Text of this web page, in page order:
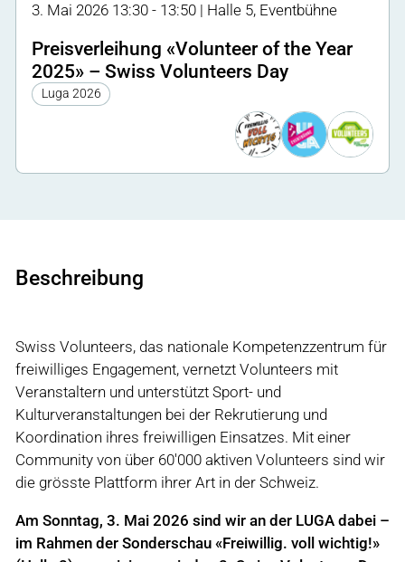
3. Mai 2026 13:30 - 13:50 | Halle 5, Eventbühne
Preisverleihung «Volunteer of the Year
2025» – Swiss Volunteers Day
Luga 2026
Beschreibung
Swiss Volunteers, das nationale Kompetenzzentrum für
freiwilliges Engagement, vernetzt Volunteers mit
Veranstaltern und unterstützt Sport- und
Kulturveranstaltungen bei der Rekrutierung und
Koordination ihres freiwilligen Einsatzes. Mit einer
Community von über 60'000 aktiven Volunteers sind wir
die grösste Plattform ihrer Art in der Schweiz.
Am Sonntag, 3. Mai 2026 sind wir an der LUGA dabei –
im Rahmen der Sonderschau «Freiwillig. voll wichtig!»